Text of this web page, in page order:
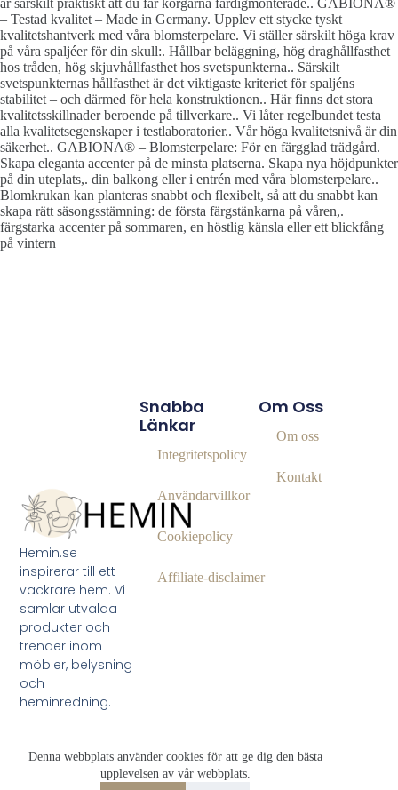
Denna webbplats använder cookies för att ge dig den bästa
upplevelsen av vår webbplats.
är särskilt praktiskt att du får korgarna färdigmonterade.. GABIONA®
– Testad kvalitet – Made in Germany. Upplev ett stycke tyskt
kvalitetshantverk med våra blomsterpelare. Vi ställer särskilt höga krav
på våra spaljéer för din skull:. Hållbar beläggning, hög draghållfasthet
hos tråden, hög skjuvhållfasthet hos svetspunkterna.. Särskilt
svetspunkternas hållfasthet är det viktigaste kriteriet för spaljéns
stabilitet – och därmed för hela konstruktionen.. Här finns det stora
kvalitetsskillnader beroende på tillverkare.. Vi låter regelbundet testa
alla kvalitetsegenskaper i testlaboratorier.. Vår höga kvalitetsnivå är din
säkerhet.. GABIONA® – Blomsterpelare: För en färgglad trädgård.
Skapa eleganta accenter på de minsta platserna. Skapa nya höjdpunkter
på din uteplats,. din balkong eller i entrén med våra blomsterpelare..
Blomkrukan kan planteras snabbt och flexibelt, så att du snabbt kan
skapa rätt säsongsstämning: de första färgstänkarna på våren,.
färgstarka accenter på sommaren, en höstlig känsla eller ett blickfång
på vintern
Hemin.se
inspirerar till ett
vackrare hem. Vi
samlar utvalda
produkter och
trender inom
möbler, belysning
och
heminredning.
Om Oss
Om oss
Kontakt
Snabba
Länkar
Integritetspolicy
Användarvillkor
Cookiepolicy
Affiliate‑disclaimer